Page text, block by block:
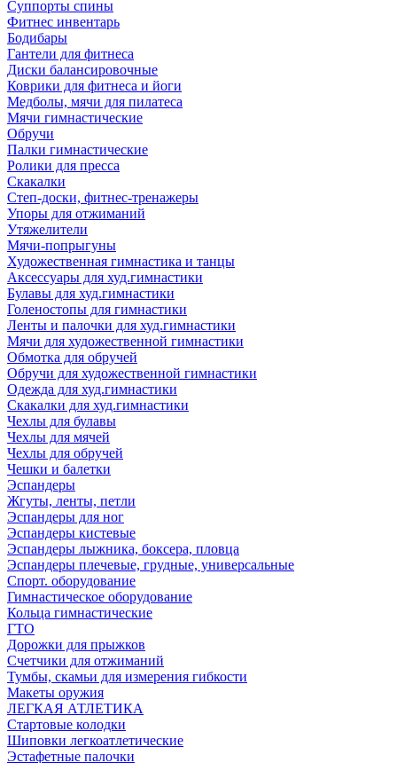
Суппорты спины
Фитнес инвентарь
Бодибары
Гантели для фитнеса
Диски балансировочные
Коврики для фитнеса и йоги
Медболы, мячи для пилатеса
Мячи гимнастические
Обручи
Палки гимнастические
Ролики для пресса
Скакалки
Степ-доски, фитнес-тренажеры
Упоры для отжиманий
Утяжелители
Мячи-попрыгуны
Художественная гимнастика и танцы
Аксессуары для худ.гимнастики
Булавы для худ.гимнастики
Голеностопы для гимнастики
Ленты и палочки для худ.гимнастики
Мячи для художественной гимнастики
Обмотка для обручей
Обручи для художественной гимнастики
Одежда для худ.гимнастики
Скакалки для худ.гимнастики
Чехлы для булавы
Чехлы для мячей
Чехлы для обручей
Чешки и балетки
Эспандеры
Жгуты, ленты, петли
Эспандеры для ног
Эспандеры кистевые
Эспандеры лыжника, боксера, пловца
Эспандеры плечевые, грудные, универсальные
Спорт. оборудование
Гимнастическое оборудование
Кольца гимнастические
ГТО
Дорожки для прыжков
Счетчики для отжиманий
Тумбы, скамьи для измерения гибкости
Макеты оружия
ЛЕГКАЯ АТЛЕТИКА
Стартовые колодки
Шиповки легкоатлетические
Эстафетные палочки